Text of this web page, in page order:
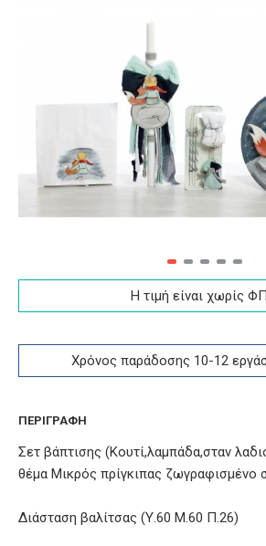
Η τιμή είναι χωρίς
Χρόνος παράδοσης 10-12
ΠΕΡΙΓΡΑΦΉ
Σετ βάπτισης (Κουτί,λαμπάδα,σταν
θέμα Μικρός πρίγκιπας ζωγραφισμένο
Διάσταση βαλίτσας (Υ.60 Μ.60 Π.26)